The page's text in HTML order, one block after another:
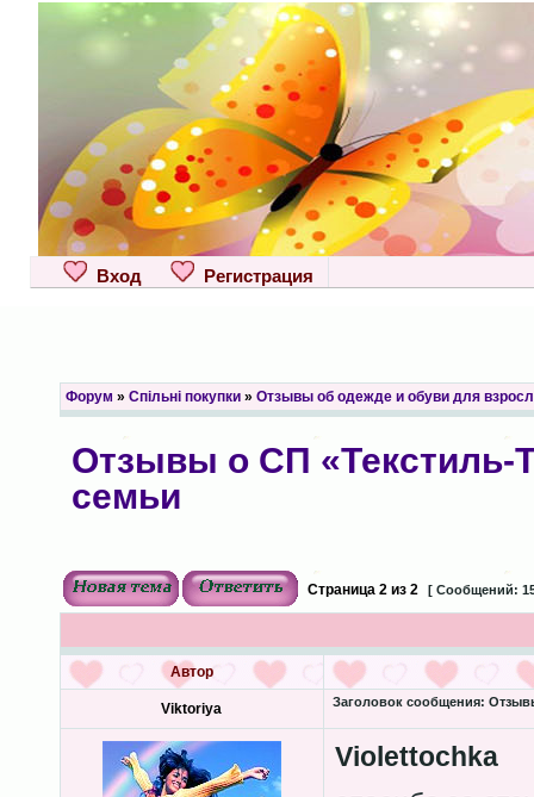
Вход Регистрация
Форум » Спільні покупки» Отзывы об одежде и обуви для
Отзывы о СП «Текстиль-
семьи
Страница 2из 2 [ Сообщений:
Автор
Viktoriya Заголовок сообщения:
Violettochka